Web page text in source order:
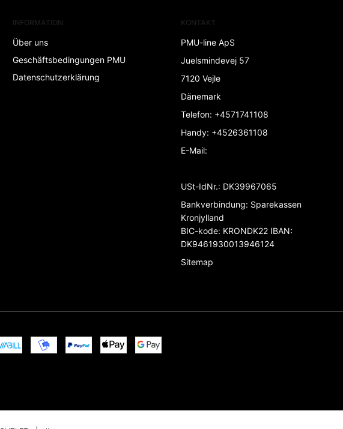
INFORMATION
Über uns
Geschäftsbedingungen PMU
Datenschutzerklärung
KONTAKT
PMU-line ApS
Juelsmindevej 57
7120 Vejle
Dänemark
Telefon: +4571741108
Handy: +4526361108
E-Mail:
USt-IdNr.: DK39967065
Bankverbindung: Sparekassen
Kronjylland
BIC-kode: KRONDK22 IBAN:
DK9461930013946124
Sitemap